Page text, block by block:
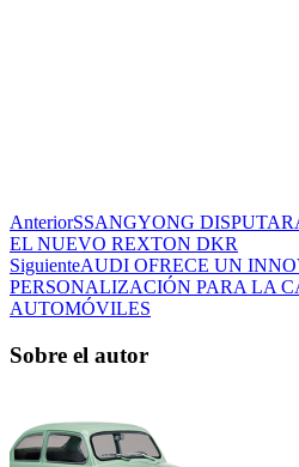
AnteriorSSANGYONG
EL NUEVO REXTON DKR
SiguienteAUDI OFRECE UN
PERSONALIZACIÓN PARA LA
AUTOMÓVILES
Sobre el autor